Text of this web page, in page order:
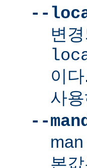
--
변
이
사
--
본